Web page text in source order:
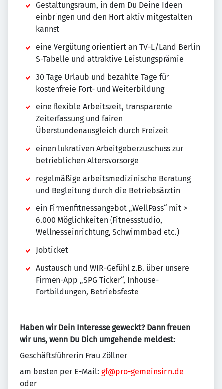
Gestaltungsraum, in dem Du Deine Ideen
einbringen und den Hort aktiv mitgestalten
kannst
eine Vergütung orientiert an TV-L/Land Berlin
S-Tabelle und attraktive Leistungsprämie
30 Tage Urlaub und bezahlte Tage für
kostenfreie Fort- und Weiterbildung
eine flexible Arbeitszeit, transparente
Zeiterfassung und fairen
Überstundenausgleich durch Freizeit
einen lukrativen Arbeitgeberzuschuss zur
betrieblichen Altersvorsorge
regelmäßige arbeitsmedizinische Beratung
und Begleitung durch die Betriebsärztin
ein Firmenfitnessangebot „WellPass“ mit >
6.000 Möglichkeiten (Fitnessstudio,
Wellnesseinrichtung, Schwimmbad etc.)
Jobticket
Austausch und WIR-Gefühl z.B. über unsere
Firmen-App „SPG Ticker“, Inhouse-
Fortbildungen, Betriebsfeste
Haben wir Dein Interesse geweckt? Dann freuen
wir uns, wenn Du Dich umgehende meldest:
Geschäftsführerin Frau Zöllner
am besten per E-Mail: gf@pro-gemeinsinn.de
oder